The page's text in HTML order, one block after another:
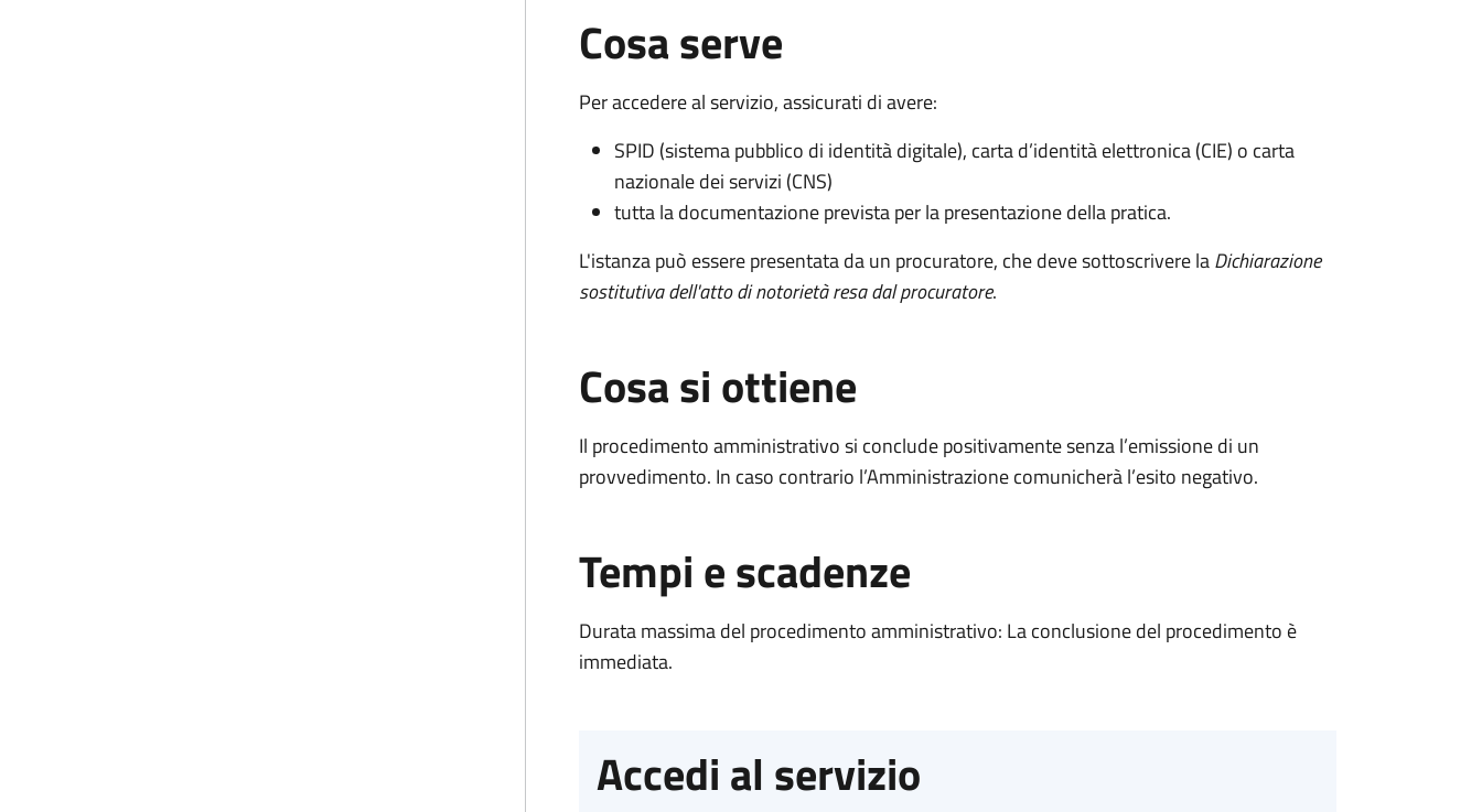
Cosa serve
Per accedere al servizio, assicurati di avere:
SPID (sistema pubblico di identità digitale), carta d’identità elettronica (CIE) o carta
nazionale dei servizi (CNS)
tutta la documentazione prevista per la presentazione della pratica.
L'istanza può essere presentata da un procuratore, che deve sottoscrivere laDichiarazione
sostitutiva dell'atto di notorietà resa dal procuratore.
Cosa si ottiene
Il procedimento amministrativo si conclude positivamente senza l’emissione di un
provvedimento. In caso contrario l’Amministrazione comunicherà l’esito negativo.
Tempi e scadenze
Durata massima del procedimento amministrativo: La conclusione del procedimento è
immediata.
Accedi al servizio